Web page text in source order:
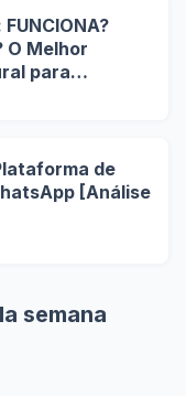
O Melhor
para
Masculina
de
[Análise
semana